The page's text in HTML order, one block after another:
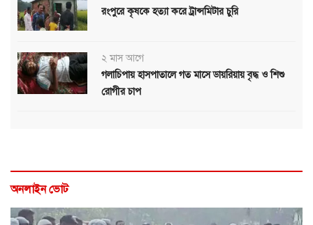
রংপুরে কৃষকে হত্যা করে ট্রান্সমিটার চুরি
২ মাস আগে
গলাচিপায় হাসপাতালে গত মাসে ডায়রিয়ায় বৃদ্ধ ও শিশু
রোগীর চাপ
অনলাইন ভোট